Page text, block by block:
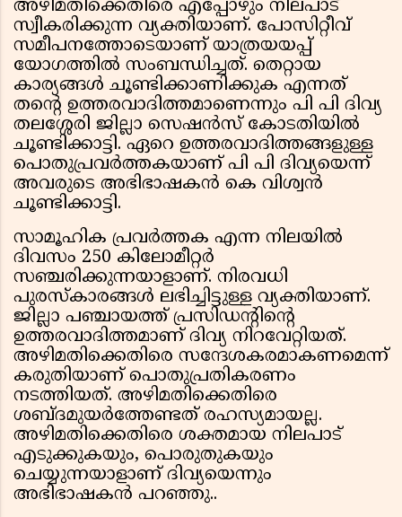
അഴിമതിക്കെതിരെ എപ്പോഴും നിലപാട്
സ്വീകരിക്കുന്ന വ്യക്തിയാണ്. പോസിറ്റീവ്
സമീപനത്തോടെയാണ് യാത്രയയപ്പ്
യോഗത്തില്‍ സംബന്ധിച്ചത്. തെറ്റായ
കാര്യങ്ങള്‍ ചൂണ്ടിക്കാണിക്കുക എന്നത്
തന്റെ ഉത്തരവാദിത്തമാണെന്നും പി പി ദിവ്യ
തലശ്ശേരി ജില്ലാ സെഷന്‍സ് കോടതിയില്‍
ചൂണ്ടിക്കാട്ടി. ഏറെ ഉത്തരവാദിത്തങ്ങളുള്ള
പൊതുപ്രവര്‍ത്തകയാണ് പി പി ദിവ്യയെന്ന്
അവരുടെ അഭിഭാഷകന്‍ കെ വിശ്വന്‍
ചൂണ്ടിക്കാട്ടി.
സാമൂഹിക പ്രവര്‍ത്തക എന്ന നിലയില്‍
ദിവസം 250 കിലോമീറ്റര്‍
സഞ്ചരിക്കുന്നയാളാണ്. നിരവധി
പുരസ്‌കാരങ്ങള്‍ ലഭിച്ചിട്ടുള്ള വ്യക്തിയാണ്.
ജില്ലാ പഞ്ചായത്ത് പ്രസിഡന്റിന്റെ
ഉത്തരവാദിത്തമാണ് ദിവ്യ നിറവേറ്റിയത്.
അഴിമതിക്കെതിരെ സന്ദേശകരമാകണമെന്ന്
കരുതിയാണ് പൊതുപ്രതികരണം
നടത്തിയത്. അഴിമതിക്കെതിരെ
ശബ്ദമുയര്‍ത്തേണ്ടത് രഹസ്യമായല്ല.
അഴിമതിക്കെതിരെ ശക്തമായ നിലപാട്
എടുക്കുകയും, പൊരുതുകയും
ചെയ്യുന്നയാളാണ് ദിവ്യയെന്നും
അഭിഭാഷകന്‍ പറഞ്ഞു..